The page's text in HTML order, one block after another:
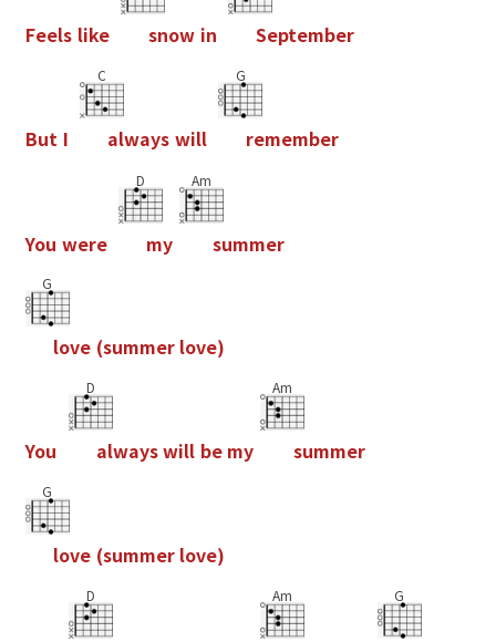
Feels like snow in September
But I
C
always will
G
remember
You were
D
my
Am
summer
G
love (summer love)
You
D
alwayswill be my
Am
summer
G
love (summer love)
D Am G